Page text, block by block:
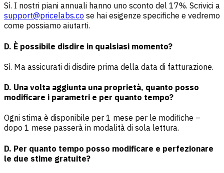
Sì. I nostri piani annuali hanno uno sconto del 17%. Scrivici a
support@pricelabs.co se hai esigenze specifiche e vedremo
come possiamo aiutarti.
D. È possibile disdire in qualsiasi momento?
Sì. Ma assicurati di disdire prima della data di fatturazione.
D. Una volta aggiunta una proprietà, quanto posso
modificare i parametri e per quanto tempo?
Ogni stima è disponibile per 1 mese per le modifiche –
dopo 1 mese passerà in modalità di sola lettura.
D. Per quanto tempo posso modificare e perfezionare
le due stime gratuite?